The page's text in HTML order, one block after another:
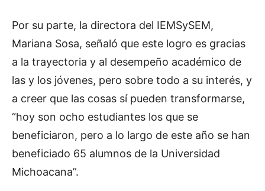
Por su parte, la directora del IEMSySEM,
Mariana Sosa, señaló que este logro es gracias
a la trayectoria y al desempeño académico de
las y los jóvenes, pero sobre todo a su interés, y
a creer que las cosas sí pueden transformarse,
“hoy son ocho estudiantes los que se
beneficiaron, pero a lo largo de este año se han
beneficiado 65 alumnos de la Universidad
Michoacana”.